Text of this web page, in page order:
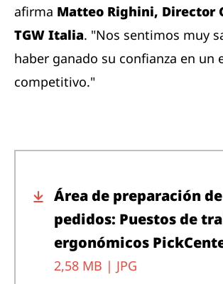
afirma Matteo Righini, Director
TGW Italia. "Nos sentimos muy
haber ganado su confianza en un
competitivo."
Área de preparación de
pedidos: Puestos de
ergonómicos
2,58 MB | JPG